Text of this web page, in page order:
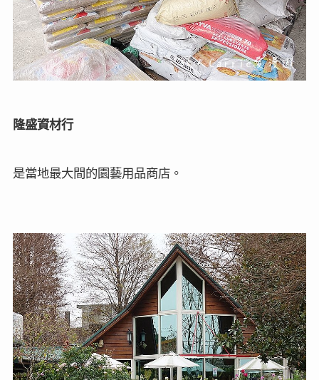
隆盛資材行
是當地最大間的園藝用品商店。